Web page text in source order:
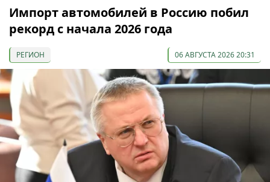
Импорт автомобилей в Россию побил
рекорд с начала 2026 года
РЕГИОН 06 АВГУСТА 2026 20:31